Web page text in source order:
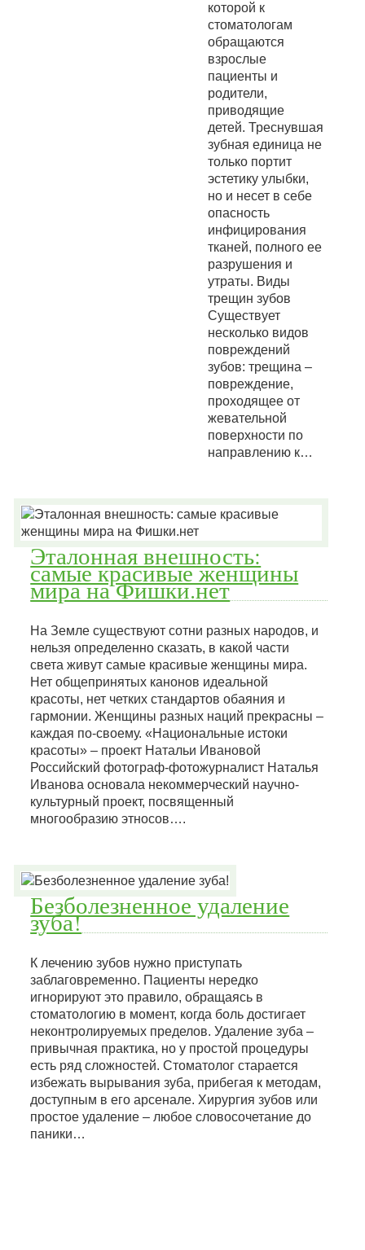
которой к
стоматологам
обращаются
взрослые
пациенты и
родители,
приводящие
детей. Треснувшая
зубная единица не
только портит
эстетику улыбки,
но и несет в себе
опасность
инфицирования
тканей, полного ее
разрушения и
утраты. Виды
трещин зубов
Существует
несколько видов
повреждений
зубов: трещина –
повреждение,
проходящее от
жевательной
поверхности по
направлению к…
Эталонная внешность:
самые красивые женщины
мира на Фишки.нет
На Земле существуют сотни разных народов, и
нельзя определенно сказать, в какой части
света живут самые красивые женщины мира.
Нет общепринятых канонов идеальной
красоты, нет четких стандартов обаяния и
гармонии. Женщины разных наций прекрасны –
каждая по-своему. «Национальные истоки
красоты» – проект Натальи Ивановой
Российский фотограф-фотожурналист Наталья
Иванова основала некоммерческий научно-
культурный проект, посвященный
многообразию этносов….
Безболезненное удаление
зуба!
К лечению зубов нужно приступать
заблаговременно. Пациенты нередко
игнорируют это правило, обращаясь в
стоматологию в момент, когда боль достигает
неконтролируемых пределов. Удаление зуба –
привычная практика, но у простой процедуры
есть ряд сложностей. Стоматолог старается
избежать вырывания зуба, прибегая к методам,
доступным в его арсенале. Хирургия зубов или
простое удаление – любое словосочетание до
паники…